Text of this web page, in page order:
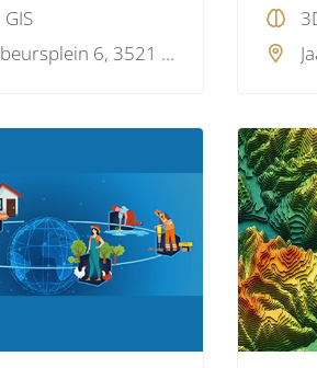
Jaarbeursplein 6, 3521 CA Utrecht, Nederland